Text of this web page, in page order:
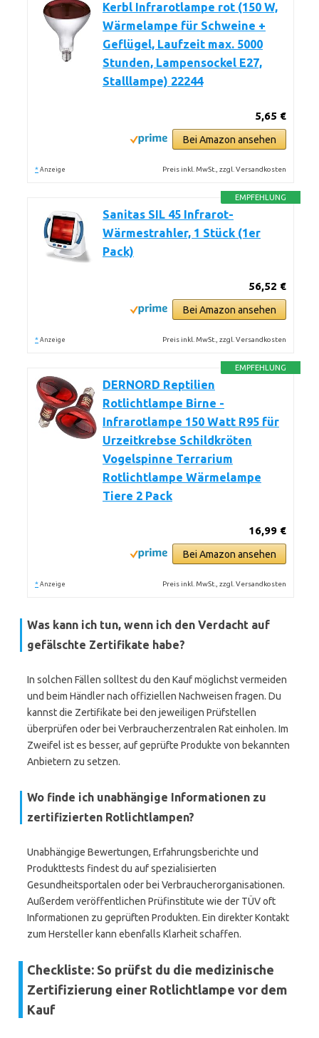
Kerbl Infrarotlampe rot (150 W,
Wärmelampe für Schweine +
Geflügel, Laufzeit max. 5000
Stunden, Lampensockel E27,
Stalllampe) 22244
5,65 €
Bei Amazon ansehen
* Anzeige Preis inkl. MwSt., zzgl. Versandkosten
EMPFEHLUNG
Sanitas SIL 45 Infrarot-
Wärmestrahler, 1 Stück (1er
Pack)
56,52 €
Bei Amazon ansehen
* Anzeige Preis inkl. MwSt., zzgl. Versandkosten
EMPFEHLUNG
DERNORD Reptilien
Rotlichtlampe Birne -
Infrarotlampe 150 Watt R95 für
Urzeitkrebse Schildkröten
Vogelspinne Terrarium
Rotlichtlampe Wärmelampe
Tiere 2 Pack
16,99 €
Bei Amazon ansehen
* Anzeige Preis inkl. MwSt., zzgl. Versandkosten
Was kann ich tun, wenn ich den Verdacht auf
gefälschte Zertifikate habe?
In solchen Fällen solltest du den Kauf möglichst vermeiden
und beim Händler nach offiziellen Nachweisen fragen. Du
kannst die Zertifikate bei den jeweiligen Prüfstellen
überprüfen oder bei Verbraucherzentralen Rat einholen. Im
Zweifel ist es besser, auf geprüfte Produkte von bekannten
Anbietern zu setzen.
Wo finde ich unabhängige Informationen zu
zertifizierten Rotlichtlampen?
Unabhängige Bewertungen, Erfahrungsberichte und
Produkttests findest du auf spezialisierten
Gesundheitsportalen oder bei Verbraucherorganisationen.
Außerdem veröffentlichen Prüfinstitute wie der TÜV oft
Informationen zu geprüften Produkten. Ein direkter Kontakt
zum Hersteller kann ebenfalls Klarheit schaffen.
Checkliste: So prüfst du die medizinische
Zertifizierung einer Rotlichtlampe vor dem
Kauf